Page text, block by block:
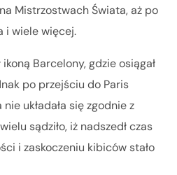
Mistrzostwach Świata, aż po
i wiele więcej.
Barcelony, gdzie osiągał
po przejściu do Paris
układała się zgodnie z
sądziło, iż nadszedł czas
i zaskoczeniu kibiców stało